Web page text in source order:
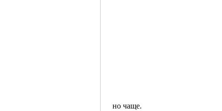
но чаще.